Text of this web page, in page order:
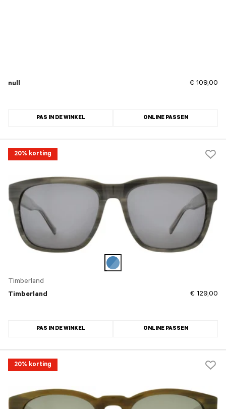
null € 109,00
PAS IN DE WINKEL ONLINE PASSEN
20% korting
Timberland
Timberland
€ 129,00
PAS IN DE WINKEL ONLINE PASSEN
20% korting